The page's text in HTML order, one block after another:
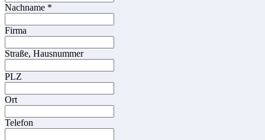
Nachname *
Firma
Straße, Hausnummer
PLZ
Ort
Telefon